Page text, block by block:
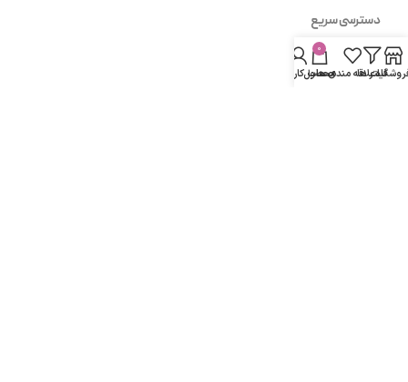
دسترسی سریع
- صفحه اصلی
فیلتر ها
علاقه مندی ها
0
محصول
حساب کاربری من